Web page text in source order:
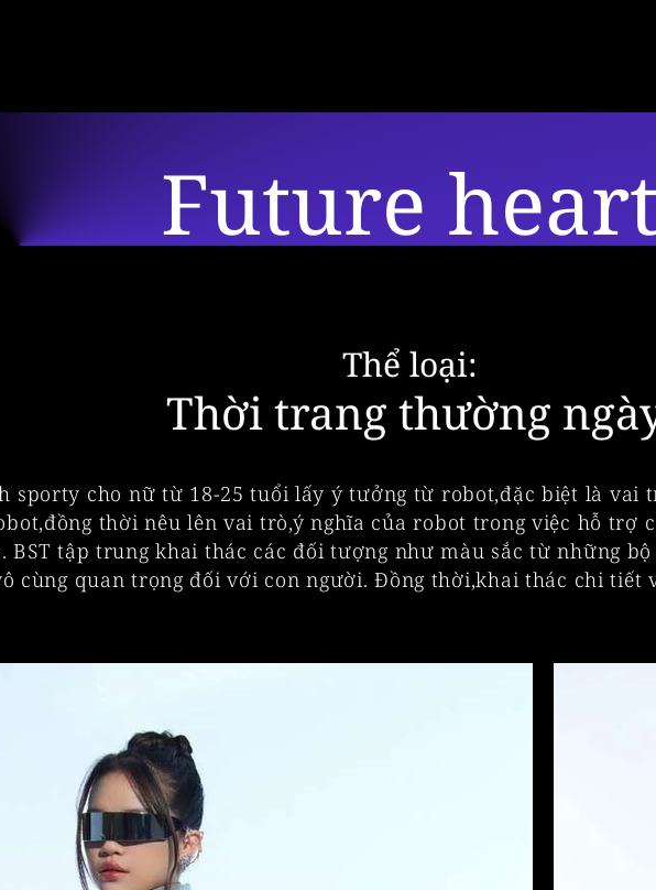
Future
Thể loại:
Thời trang thường
sporty cho nữ từ 18-25 tuổi lấy ý tưởng từ robot,đặc biệt là
thời nêu lên vai trò,ý nghĩa của robot trong việc hỗ trợ
BST tập trung khai thác các đối tượng như màu sắc từ những
cùng quan trọng đối với con người. Đồng thời,khai thác chi